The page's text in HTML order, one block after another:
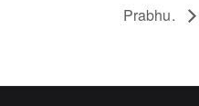
Prabhu.